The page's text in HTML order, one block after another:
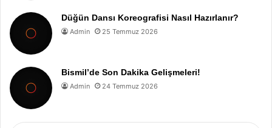
Düğün Dansı Koreografisi Nasıl Hazırlanır?
Admin 25 Temmuz 2026
Bismil’de Son Dakika Gelişmeleri!
Admin 24 Temmuz 2026